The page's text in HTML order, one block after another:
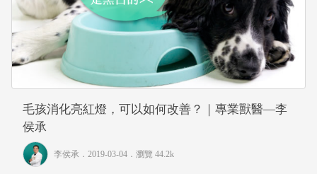
毛孩消化亮紅燈，可以如何改善？｜專業獸醫—李
侯承
李侯承 ．2019-03-04． 瀏覽 44.2k